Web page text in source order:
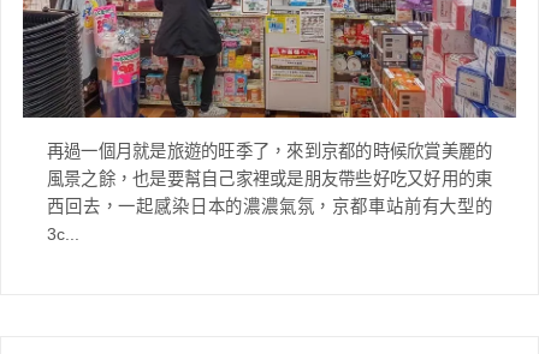
再過一個月就是旅遊的旺季了，來到京都的時候欣賞美麗的
風景之餘，也是要幫自己家裡或是朋友帶些好吃又好用的東
西回去，一起感染日本的濃濃氣氛，京都車站前有大型的
3c...